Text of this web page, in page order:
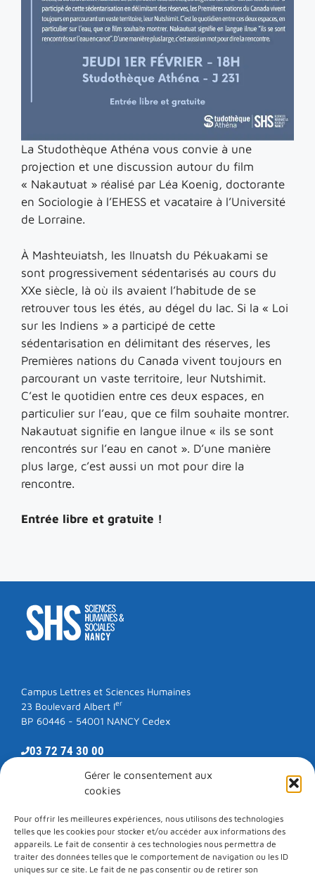
Gérer le consentement aux
cookies
Pour offrir les meilleures expériences, nous utilisons des technologies
telles que les cookies pour stocker et/ou accéder aux informations des
appareils. Le fait de consentir à ces technologies nous permettra de
traiter des données telles que le comportement de navigation ou les ID
uniques sur ce site. Le fait de ne pas consentir ou de retirer son
La Studothèque Athéna vous convie à une
projection et une discussion autour du film
« Nakautuat » réalisé par Léa Koenig, doctorante
en Sociologie à l’EHESS et vacataire à l’Université
de Lorraine.
À Mashteuiatsh, les Ilnuatsh du Pékuakami se
sont progressivement sédentarisés au cours du
XXe siècle, là où ils avaient l’habitude de se
retrouver tous les étés, au dégel du lac. Si la « Loi
sur les Indiens » a participé de cette
sédentarisation en délimitant des réserves, les
Premières nations du Canada vivent toujours en
parcourant un vaste territoire, leur Nutshimit.
C’est le quotidien entre ces deux espaces, en
particulier sur l’eau, que ce film souhaite montrer.
Nakautuat signifie en langue ilnue « ils se sont
rencontrés sur l’eau en canot ». D’une manière
plus large, c’est aussi un mot pour dire la
rencontre.
Entrée libre et gratuite !
Campus Lettres et Sciences Humaines
23 Boulevard Albert Ier
BP 60446 - 54001 NANCY Cedex
03 72 74 30 00
E-mailLinkedIn
Facebook
Instagram